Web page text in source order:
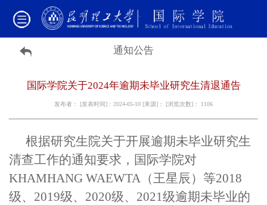
通知公告
国际学院关于2024年逾期未毕业研究生清退通告
发布者： [发表时间]：2024-05-10 [来源]： [浏览次数]： 1106
根据研究生院关于开展逾期未毕业研究生
清查工作的通知要求，国际学院对
KHAMHANG WAEWTA （王星辰） 等2018
级、 2019级、 2020级、 2021级逾期未毕业的